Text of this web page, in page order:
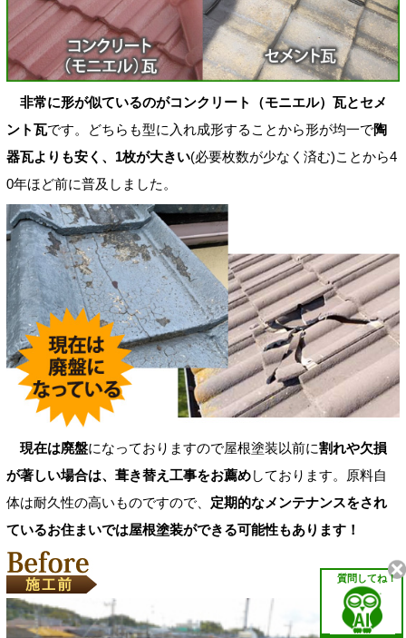
非常に形が似ているのがコンクリート（モニエル）瓦とセメ
ント瓦です。どちらも型に入れ成形することから形が均一で陶
器瓦よりも安く、1枚が大きい(必要枚数が少なく済む)ことから4
0年ほど前に普及しました。
現在は廃盤になっておりますので屋根塗装以前に割れや欠損
が著しい場合は、葺き替え工事をお薦めしております。原料自
体は耐久性の高いものですので、 定期的なメンテナンスをされ
ているお住まいでは屋根塗装ができる可能性もあります！
質問してね！